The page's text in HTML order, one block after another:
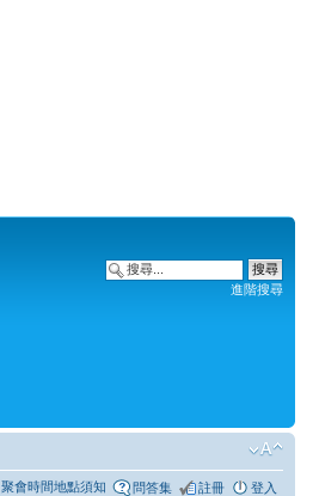
進階搜尋
聚會時間地點須知 問答集 註冊 登入